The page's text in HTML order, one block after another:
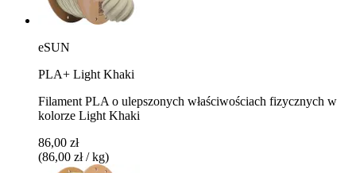
eSUN
PLA+ Light Khaki
Filament PLA o ulepszonych właściwościach fizycznych w
kolorze Light Khaki
86,00 zł
(86,00 zł / kg)